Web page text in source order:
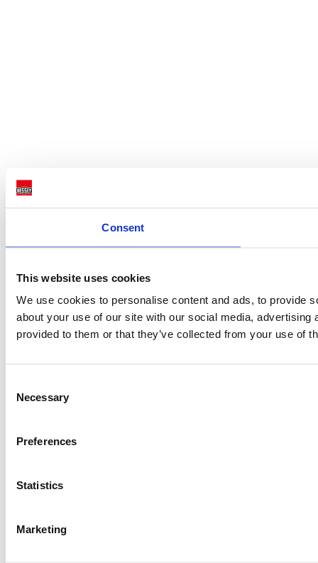
Consent
This website uses cookies
We use cookies to personalise content and ads, to provide
about your use of our site with our social media,
provided to them or that they’ve collected from your use of
Selection
Necessary
Preferences
Statistics
Marketing